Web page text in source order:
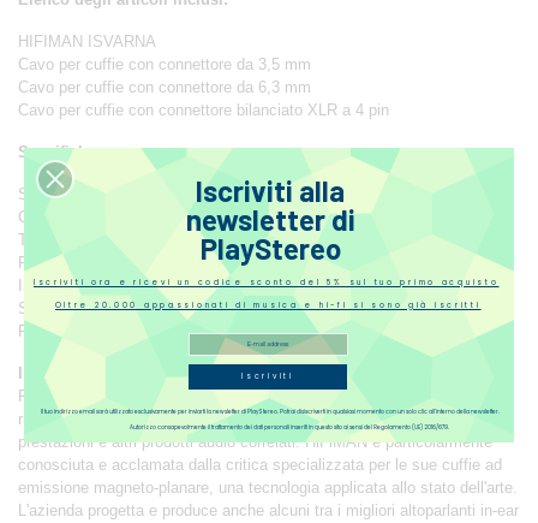
HIFIMAN ISVARNA
Cavo per cuffie con connettore da 3,5 mm
Cavo per cuffie con connettore da 6,3 mm
Cavo per cuffie con connettore bilanciato XLR a 4 pin
Specifiche
Stile: Closed-Back
Cavo: Multiple Options - 3.5mm, 6.3mm, XLR
Tipo di trasduttore: planare "True Nanometer"
Risposta in frequenza: 6Hz-60kHz
Impedenza: 16 ohm
Sensibilità: 93dB
Peso: 462g
Introduzione alla HiFiMAN
Fondata dal Dr. Fang Bian nel 2007, HiFiMAN è ampiamente
riconosciuto come uno dei principali produttori di cuffie ad alte
prestazioni e altri prodotti audio correlati. HiFiMAN è particolarmente
conosciuta e acclamata dalla critica specializzata per le sue cuffie ad
emissione magneto-planare, una tecnologia applicata allo stato dell'arte.
L'azienda progetta e produce anche alcuni tra i migliori altoparlanti in-ear
Iscriviti alla
newsletter di
PlayStereo
Iscriviti ora e ricevi un codice sconto del 5% sul tuo primo acquisto
Oltre 20.000 appassionati di musica e hi-fi si sono già iscritti
Iscriviti
Autorizzo consapevolmente il trattamento dei dati personali inseriti in questo sito ai sensi del Regolamento (UE) 2016/679.
Il tuo indirizzo email sarà utilizzato esclusivamente per inviarti la newsletter di PlayStereo. Potrai disiscriverti in qualsiasi momento con un solo clic all’interno della newsletter.